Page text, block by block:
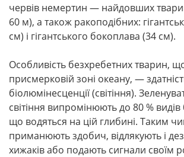
червів немертин — найдовших
60 м), а також ракоподібних:
см) і гігантського бокоплава (34 см).
Особливість безхребетних тварин,
присмерковій зоні океану, —
біолюмінесценції (світіння).
світіння випромінюють до 80 %
що водяться на цій глибині. Таким
приманюють здобич, відлякують і
хижаків або подають сигнали своїм